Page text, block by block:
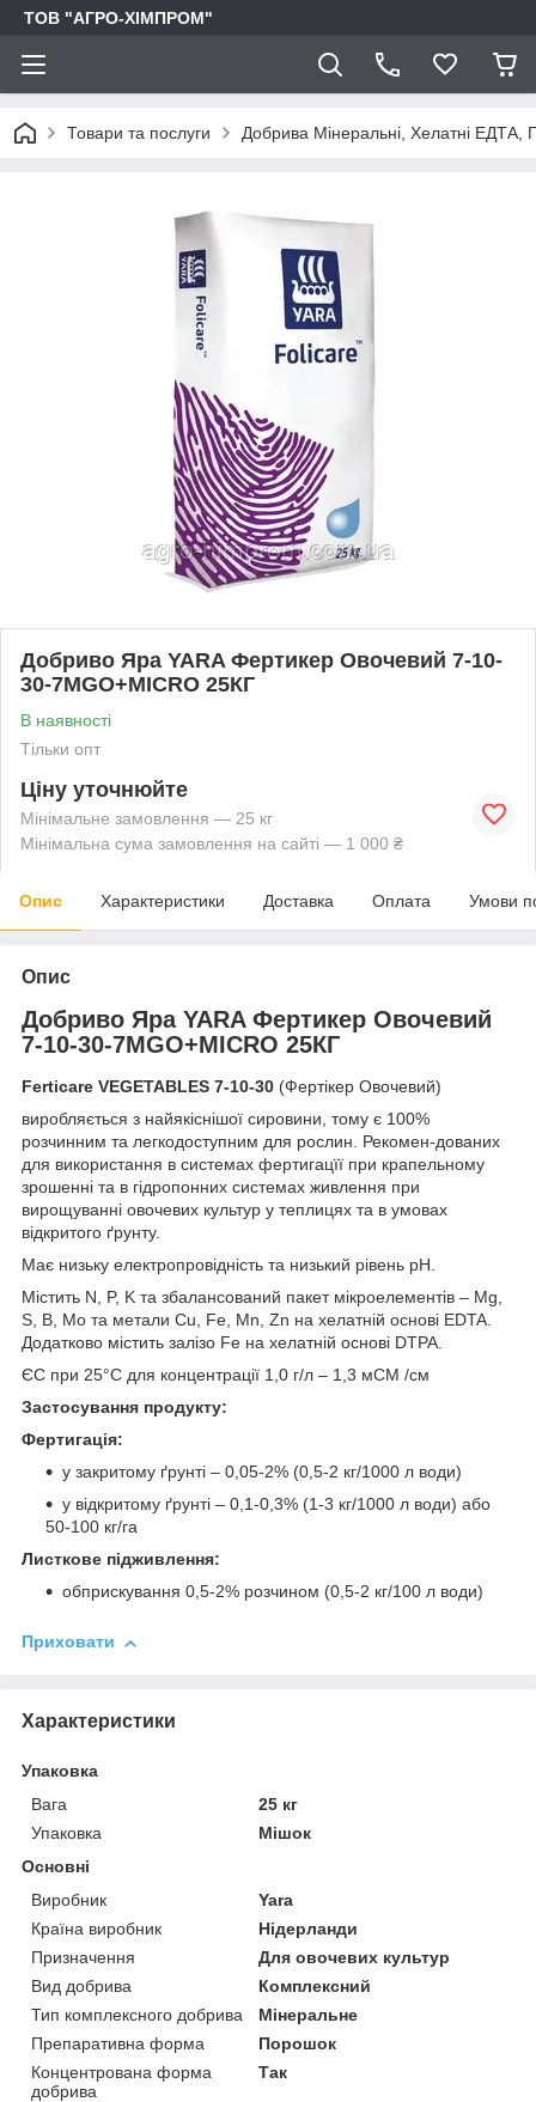
ТОВ "АГРО-ХІМПРОМ"
Товари та послуги Добрива Мінеральні, Хелатні ЕДТА,
Добриво Яра YARA Фертикер Овочевий 7-10-
30-7MGO+MICRO 25КГ
В наявності
Тільки опт
Ціну уточнюйте
Мінімальне замовлення — 25 кг
Мінімальна сума замовлення на сайті — 1 000 ₴
Опис Характеристики Доставка Оплата Умови
Опис
Добриво Яра YARA Фертикер Овочевий
7-10-30-7MGO+MICRO 25КГ
Ferticare VEGETABLES 7-10-30 (Фертікер Овочевий)
виробляється з найякіснішої сировини, тому є 100%
розчинним та легкодоступним для рослин. Рекомен-дованих
для використання в системах фертигацїї при крапельному
зрошенні та в гідропонних системах живлення при
вирощуванні овочевих культур у теплицях та в умовах
відкритого ґрунту.
Має низьку електропровідність та низький рівень рН.
Містить N, P, K та збалансований пакет мікроелементів – Mg,
S, B, Mo та метали Cu, Fe, Mn, Zn на хелатній основі EDTA.
Додатково містить залізо Fe на хелатній основі DTPA.
ЄС при 25°С для концентрації 1,0 г/л – 1,3 мСМ /см
Застосування продукту:
Фертигація:
у закритому ґрунті – 0,05-2% (0,5-2 кг/1000 л води)
у відкритому ґрунті – 0,1-0,3% (1-3 кг/1000 л води) або
50-100 кг/га
Листкове підживлення:
обприскування 0,5-2% розчином (0,5-2 кг/100 л води)
Приховати
Характеристики
Упаковка
Вага
25 кг
Упаковка
Мішок
Основні
Виробник
Yara
Країна виробник
Нідерланди
Призначення
Для овочевих культур
Вид добрива
Комплексний
Тип комплексного добрива
Мінеральне
Препаративна форма
Порошок
Концентрована форма
добрива
Так